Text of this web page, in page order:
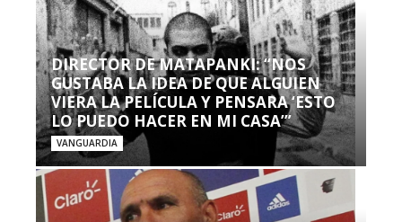
DIRECTOR DE MATAPANKI: “NOS
GUSTABA LA IDEA DE QUE ALGUIEN
VIERA LA PELÍCULA Y PENSARA ‘ESTO
LO PUEDO HACER EN MI CASA’”
VANGUARDIA